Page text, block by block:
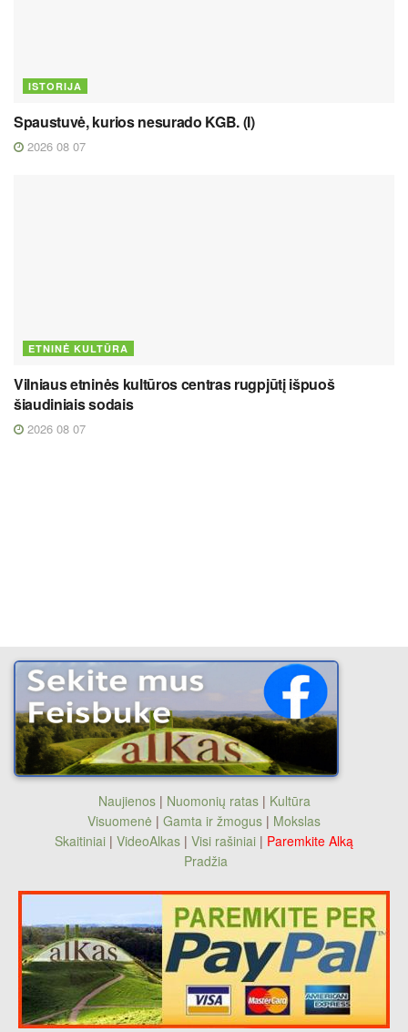
ISTORIJA
Spaustuvė, kurios nesurado KGB. (I)
2026 08 07
ETNINĖ KULTŪRA
Vilniaus etninės kultūros centras rugpjūtį išpuoš
šiaudiniais sodais
2026 08 07
Naujienos| Nuomonių ratas| Kultūra
Visuomenė | Gamta ir žmogus | Mokslas
Skaitiniai | VideoAlkas | Visi rašiniai | Paremkite Alką
Pradžia